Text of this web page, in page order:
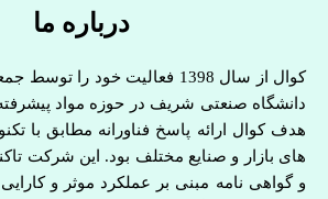
درباره ما
کوال از سال 1398 فعالیت خود را
دانشگاه صنعتی شریف در حوزه مواد
هدف کوال ارائه پاسخ فناورانه مطابق با
و گواهی نامه مبنی بر عملکرد موثر و